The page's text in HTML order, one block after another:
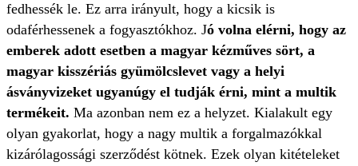
fedhessék le. Ez arra irányult, hogy a kicsik is
odaférhessenek a fogyasztókhoz. Jó volna elérni, hogy az
emberek adott esetben a magyar kézműves sört, a
magyar kisszériás gyümölcslevet vagy a helyi
ásványvizeket ugyanúgy el tudják érni, mint a multik
termékeit. Ma azonban nem ez a helyzet. Kialakult egy
olyan gyakorlat, hogy a nagy multik a forgalmazókkal
kizárólagossági szerződést kötnek. Ezek olyan kitételeket